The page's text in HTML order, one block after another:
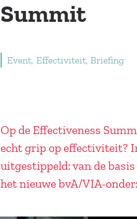
Summit
Event Effectiviteit Briefing
Op de Effectiveness
echt grip op effectiviteit?
uitgestippeld: van de
het nieuwe bvA/VIA-